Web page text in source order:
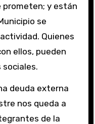
prometen; y están
se
Quienes
ellos, pueden
sociales.
deuda externa
nos queda a
de la